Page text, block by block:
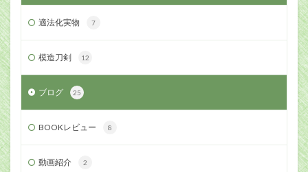
適法化実物 7
模造刀剣 12
ブログ 25
BOOKレビュー 8
動画紹介 2